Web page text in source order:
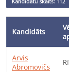
Kandidāts
Arvis
Abromovičs